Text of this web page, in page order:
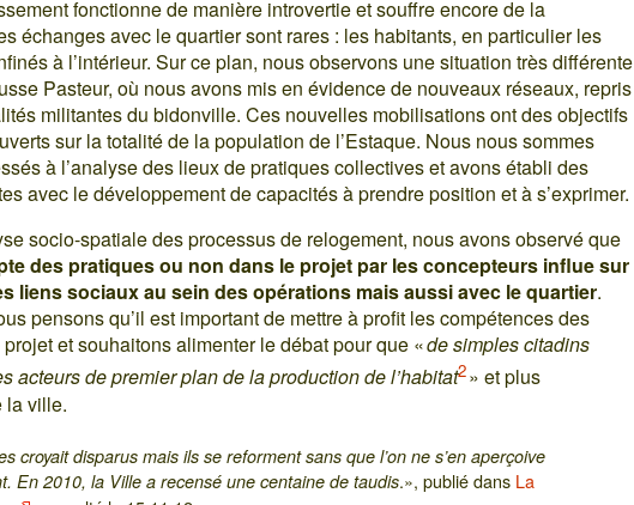
fonctionne de manière introvertie et souffre encore de la
échanges avec le quartier sont rares : les habitants, en particulier les
à l’intérieur. Sur ce plan, nous observons une situation très différente
Pasteur, où nous avons mis en évidence de nouveaux réseaux, repris
militantes du bidonville. Ces nouvelles mobilisations ont des objectifs
sur la totalité de la population de l’Estaque. Nous nous sommes
à l’analyse des lieux de pratiques collectives et avons établi des
avec le développement de capacités à prendre position et à s’exprimer.
socio-spatiale des processus de relogement, nous avons observé que
des pratiques ou non dans le projet par les concepteurs influe sur
liens sociaux au sein des opérations mais aussi avec le quartier.
pensons qu’il est important de mettre à profit les compétences des
et souhaitons alimenter le débat pour que «de simples citadins
acteurs de premier plan de la production de l’habitat2» et plus
la ville.
croyait disparus mais ils se reforment sans que l’on ne s’en aperçoive
En 2010, la Ville a recensé une centaine de taudis.», publié dans La